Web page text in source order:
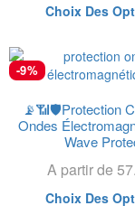
Choix Des
-9%
📡📶🛡️Protection
Ondes
Wave
A partir de
Choix Des